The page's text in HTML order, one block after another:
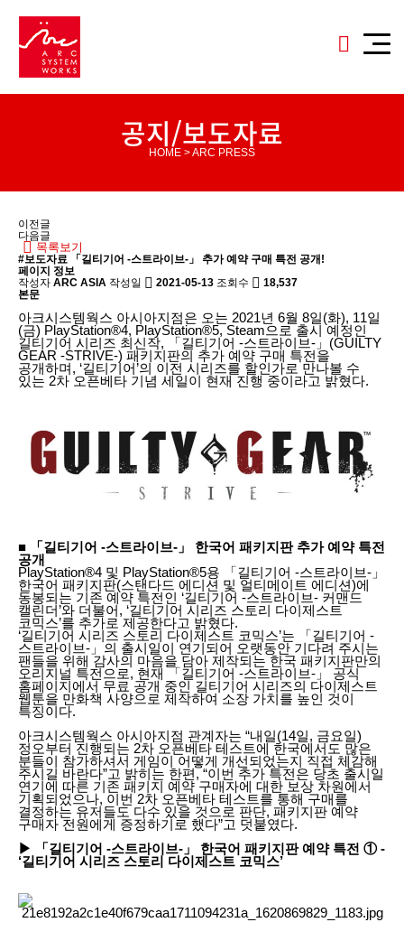
공지/보도자료
HOME > ARC PRESS
이전글
다음글
목록보기
#보도자료
「길티기어 -스트라이브-」 추가 예약 구매 특전 공개!
페이지 정보
작성자 ARC ASIA 작성일 2021-05-13 조회수
18,537
본문
아크시스템웍스 아시아지점은 오는 2021년 6월 8일(화), 11일
(금) PlayStation®4, PlayStation®5, Steam으로 출시 예정인
길티기어 시리즈 최신작, 「길티기어 -스트라이브-」(GUILTY
GEAR -STRIVE-) 패키지판의 추가 예약 구매 특전을
공개하며, ‘길티기어’의 이전 시리즈를 할인가로 만나볼 수
있는 2차 오픈베타 기념 세일이 현재 진행 중이라고 밝혔다.
■ 「길티기어 -스트라이브-」 한국어 패키지판 추가 예약 특전
공개
PlayStation®4 및 PlayStation®5용 「길티기어 -스트라이브-」
한국어 패키지판(스탠다드 에디션 및 얼티메이트 에디션)에
동봉되는 기존 예약 특전인 ‘길티기어 -스트라이브- 커맨드
캘린더’와 더불어, ‘길티기어 시리즈 스토리 다이제스트
코믹스’를 추가로 제공한다고 밝혔다.
‘길티기어 시리즈 스토리 다이제스트 코믹스’는 「길티기어 -
스트라이브-」의 출시일이 연기되어 오랫동안 기다려 주시는
팬들을 위해 감사의 마음을 담아 제작되는 한국 패키지판만의
오리지널 특전으로, 현재 「길티기어 -스트라이브-」 공식
홈페이지에서 무료 공개 중인 길티기어 시리즈의 다이제스트
웹툰을 만화책 사양으로 제작하여 소장 가치를 높인 것이
특징이다.
아크시스템웍스 아시아지점 관계자는 “내일(14일, 금요일)
정오부터 진행되는 2차 오픈베타 테스트에 한국에서도 많은
분들이 참가하셔서 게임이 어떻게 개선되었는지 직접 체감해
주시길 바란다”고 밝히는 한편, “이번 추가 특전은 당초 출시일
연기에 따른 기존 패키지 예약 구매자에 대한 보상 차원에서
기획되었으나, 이번 2차 오픈베타 테스트를 통해 구매를
결정하는 유저들도 다수 있을 것으로 판단, 패키지판 예약
구매자 전원에게 증정하기로 했다”고 덧붙였다.
▶ 「길티기어 -스트라이브-」 한국어 패키지판 예약 특전 ① -
‘길티기어 시리즈 스토리 다이제스트 코믹스’